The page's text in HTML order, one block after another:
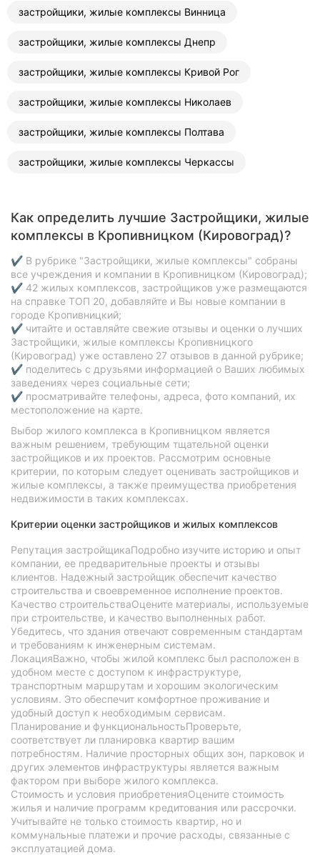
застройщики, жилые комплексы Винница
застройщики, жилые комплексы Днепр
застройщики, жилые комплексы Кривой Рог
застройщики, жилые комплексы Николаев
застройщики, жилые комплексы Полтава
застройщики, жилые комплексы Черкассы
Как определить лучшие Застройщики, жилые
комплексы в Кропивницком (Кировоград)?
✔ В рубрике "Застройщики, жилые комплексы" собраны
все учреждения и компании в Кропивницком (Кировоград);
✔ 42 жилых комплексов, застройщиков уже размещаются
на справке ТОП 20, добавляйте и Вы новые компании в
городе Кропивницкий;
✔ читайте и оставляйте свежие отзывы и оценки о лучших
Застройщики, жилые комплексы Кропивницкого
(Кировоград) уже оставлено 27 отзывов в данной рубрике;
✔ поделитесь с друзьями информацией о Ваших любимых
заведениях через социальные сети;
✔ просматривайте телефоны, адреса, фото компаний, их
местоположение на карте.
Выбор жилого комплекса в Кропивницком является
важным решением, требующим тщательной оценки
застройщиков и их проектов. Рассмотрим основные
критерии, по которым следует оценивать застройщиков и
жилые комплексы, а также преимущества приобретения
недвижимости в таких комплексах.
Критерии оценки застройщиков и жилых комплексов
Репутация застройщикаПодробно изучите историю и опыт
компании, ее предварительные проекты и отзывы
клиентов. Надежный застройщик обеспечит качество
строительства и своевременное исполнение проектов.
Качество строительстваОцените материалы, используемые
при строительстве, и качество выполненных работ.
Убедитесь, что здания отвечают современным стандартам
и требованиям к инженерным системам.
ЛокацияВажно, чтобы жилой комплекс был расположен в
удобном месте с доступом к инфраструктуре,
транспортным маршрутам и хорошим экологическим
условиям. Это обеспечит комфортное проживание и
удобный доступ к необходимым сервисам.
Планирование и функциональностьПроверьте,
соответствует ли планировка квартир вашим
потребностям. Наличие просторных общих зон, парковок и
других элементов инфраструктуры является важным
фактором при выборе жилого комплекса.
Стоимость и условия приобретенияОцените стоимость
жилья и наличие программ кредитования или рассрочки.
Учитывайте не только стоимость квартир, но и
коммунальные платежи и прочие расходы, связанные с
эксплуатацией дома.